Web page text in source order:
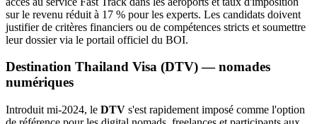
sur le revenu réduit à 17 % pour les experts. Les candidats doivent
justifier de critères financiers ou de compétences stricts et soumettre
leur dossier via le portail officiel du BOI.
Destination Thailand Visa (DTV) — nomades
numériques
Introduit mi-2024, le DTV s'est rapidement imposé comme l'option